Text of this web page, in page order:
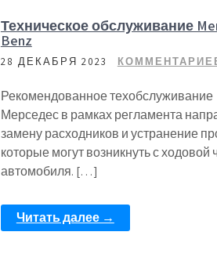
Техническое обслуживание
Benz
28 ДЕКАБРЯ 2023
Рекомендованное техобслуживание
Мерседес в рамках регламента
замену расходников и устранение
которые могут возникнуть с ходовой
автомобиля. […]
Читать далее →